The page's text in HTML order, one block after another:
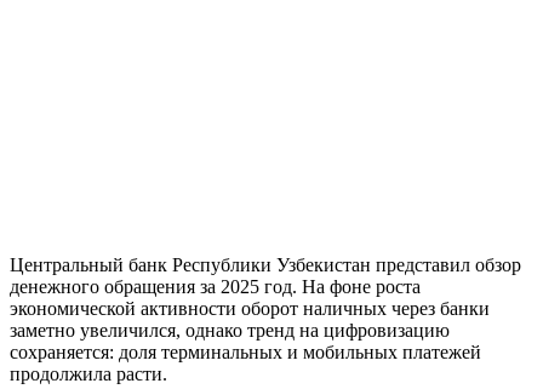
Центральный банк Республики Узбекистан представил обзор
денежного обращения за 2025 год. На фоне роста
экономической активности оборот наличных через банки
заметно увеличился, однако тренд на цифровизацию
сохраняется: доля терминальных и мобильных платежей
продолжила расти.